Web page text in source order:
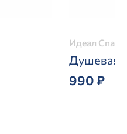
Идеал Спа
Душевая
990 ₽